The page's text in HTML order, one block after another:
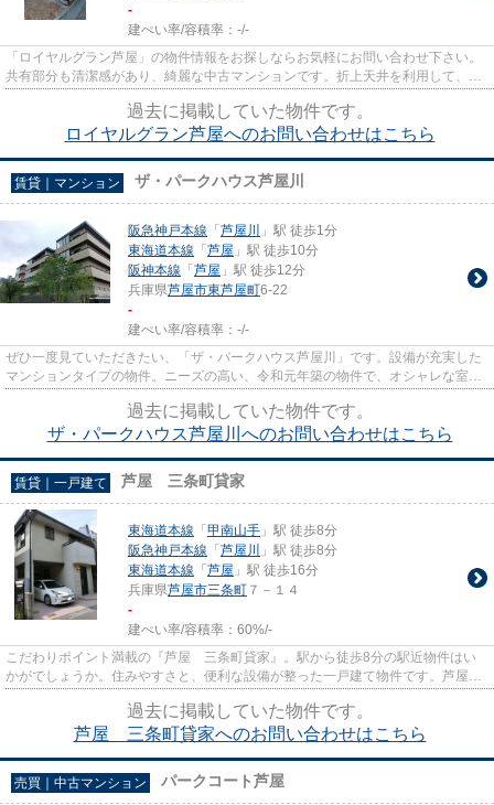
-
建ぺい率/容積率： -/-
「ロイヤルグラン芦屋」の物件情報をお探しならお気軽にお問い合わせ下さい。
共有部分も清潔感があり、綺麗な中古マンションです。折上天井を利用して、
色々なインテリアを楽しむ事が...
過去に掲載していた物件です。
ロイヤルグラン芦屋へのお問い合わせはこちら
賃貸｜マンション ザ・パークハウス芦屋川
阪急神戸本線 「芦屋川
」駅 徒歩1分
東海道本線 「芦屋 」駅 徒歩10分
阪神本線 「芦屋 」駅 徒歩12分
兵庫県芦屋市東芦屋町6-22
-
建ぺい率/容積率： -/-
ぜひ一度見ていただきたい、「ザ・パークハウス芦屋川」です。設備が充実した
マンションタイプの物件。ニーズの高い、令和元年築の物件で、オシャレな室内
が魅力的。
過去に掲載していた物件です。
ザ・パークハウス芦屋川へのお問い合わせはこちら
賃貸｜一戸建て 芦屋 三条町貸家
東海道本線 「甲南山手 」駅 徒歩8分
阪急神戸本線 「芦屋川
」駅 徒歩8分
東海道本線 「芦屋 」駅 徒歩16分
兵庫県芦屋市三条町 ７－１４
-
建ぺい率/容積率： 60%/-
こだわりポイント満載の『芦屋 三条町貸家』。駅から徒歩8分の駅近物件はい
かがでしょうか。住みやすさと、便利な設備が整った一戸建て物件です。芦屋市
で賃貸戸建てをお探しなら、ま...
過去に掲載していた物件です。
芦屋 三条町貸家へのお問い合わせはこちら
売買｜中古マンション パークコート芦屋